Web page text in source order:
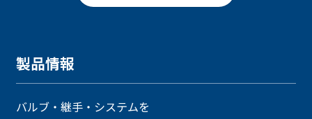
製品情報
バルブ・継手・システムを